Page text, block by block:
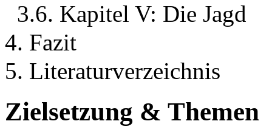
3.6. Kapitel V: Die Jagd
4. Fazit
5. Literaturverzeichnis
Zielsetzung & Themen